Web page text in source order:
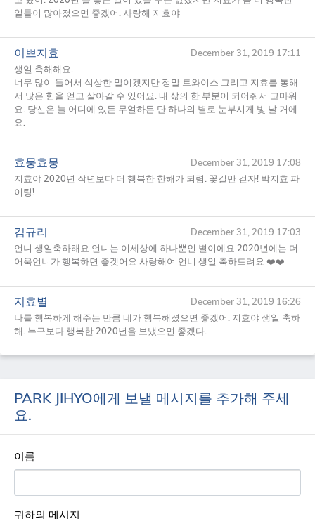
일들이 많아졌으면 좋겠어. 사랑해 지효야
이쁘지효
December 31, 2019 17:11
생일 축해해요.
너무 많이 들어서 식상한 말이겠지만 정말 트와이스 그리고 지효를 통해
서 많은 힘을 얻고 살아갈 수 있어요. 내 삶의 한 부분이 되어줘서 고마워
요. 당신은 늘 어디에 있든 무얼하든 단 하나의 별로 눈부시게 빛 날 거에
요.
효뭉효뭉
December 31, 2019 17:08
지효야 2020년 작년보다 더 행복한 한해가 되렴. 꽃길만 걷자! 박지효 파
이팅!
김규리
December 31, 2019 17:03
언니 생일축하해요 언니는 이세상에 하나뿐인 별이에요 2020년에는 더
어욱언니가 행복하면 좋겟어요 사랑해여 언니 생일 축하드려요 ❤️❤️
지효별
December 31, 2019 16:26
나를 행복하게 해주는 만큼 네가 행복해졌으면 좋겠어. 지효야 생일 축하
해. 누구보다 행복한 2020년을 보냈으면 좋겠다.
PARK JIHYO에게 보낼 메시지를 추가해 주세
요.
이름
귀하의 메시지